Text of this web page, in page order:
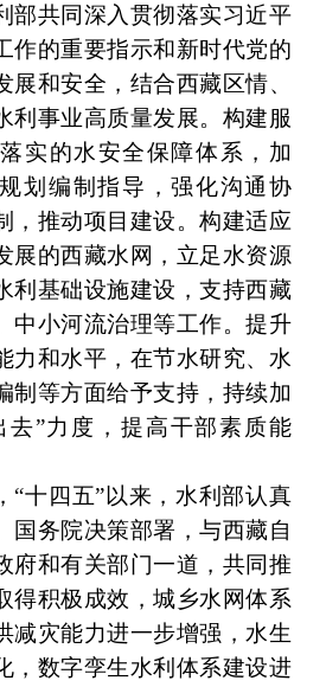
部共同深入贯彻落实习近平
作的重要指示和新时代党的
展和安全，结合西藏区情、
利事业高质量发展。构建服
实的水安全保障体系，加
划编制指导，强化沟通协
，推动项目建设。构建适应
展的西藏水网，立足水资源
利基础设施建设，支持西藏
中小河流治理等工作。提升
力和水平，在节水研究、水
制等方面给予支持，持续加
去”力度，提高干部素质能
“十四五”以来，水利部认真
国务院决策部署，与西藏自
府和有关部门一道，共同推
得积极成效，城乡水网体系
减灾能力进一步增强，水生
，数字孪生水利体系建设进